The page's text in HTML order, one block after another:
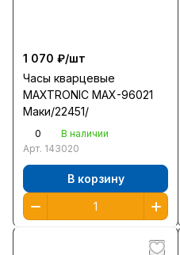
1 070 ₽/шт
Часы кварцевые
MAXTRONIC MAX-96021
Маки/22451/
0
В наличии
Арт. 143020
В корзину